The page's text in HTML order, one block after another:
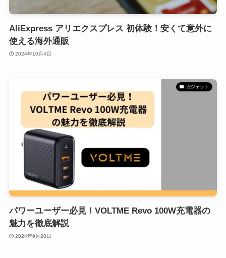
AliExpress アリエクスプレス 初体験！安くて意外に
使える海外通販
2024年10月4日
ガジェット
パワーユーザー必見！VOLTME Revo 100W充電器の
魅力を徹底解説
2024年9月20日